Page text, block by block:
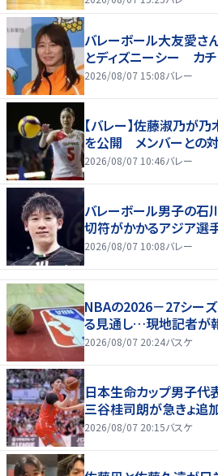
バレーボール大友愛
とディズニーシー カ
2026/08/07 15:08バレー
【バレー】佐藤淑乃が
を公開 メンバーとの
2026/08/07 10:46バレー
バレーボール男子の
切符がかかるアジア選
2026/08/07 10:08バレー
NBAの2026－27シー
る見通し…現地記者が
2026/08/07 20:24バスケ
日本生命カップ男子
三谷桂司朗が急きょ追
2026/08/07 20:15バスケ